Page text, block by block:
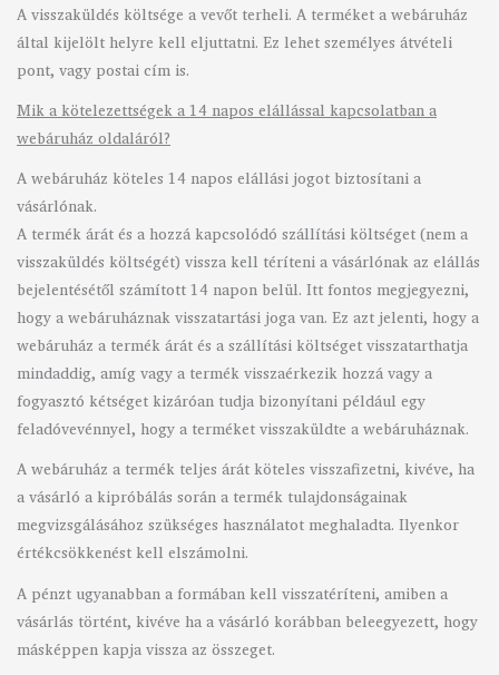
A visszaküldés költsége a vevőt terheli. A terméket a webáruház
által kijelölt helyre kell eljuttatni. Ez lehet személyes átvételi
pont, vagy postai cím is.
Mik a kötelezettségek a 14 napos elállással kapcsolatban a
webáruház oldaláról?
A webáruház köteles 14 napos elállási jogot biztosítani a
vásárlónak.
A termék árát és a hozzá kapcsolódó szállítási költséget (nem a
visszaküldés költségét) vissza kell téríteni a vásárlónak az elállás
bejelentésétől számított 14 napon belül. Itt fontos megjegyezni,
hogy a webáruháznak visszatartási joga van. Ez azt jelenti, hogy a
webáruház a termék árát és a szállítási költséget visszatarthatja
mindaddig, amíg vagy a termék visszaérkezik hozzá vagy a
fogyasztó kétséget kizáróan tudja bizonyítani például egy
feladóvevénnyel, hogy a terméket visszaküldte a webáruháznak.
A webáruház a termék teljes árát köteles visszafizetni, kivéve, ha
a vásárló a kipróbálás során a termék tulajdonságainak
megvizsgálásához szükséges használatot meghaladta. Ilyenkor
értékcsökkenést kell elszámolni.
A pénzt ugyanabban a formában kell visszatéríteni, amiben a
vásárlás történt, kivéve ha a vásárló korábban beleegyezett, hogy
másképpen kapja vissza az összeget.